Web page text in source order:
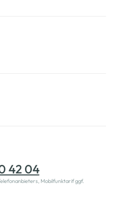
42 04
Mobilfunktarif ggf.